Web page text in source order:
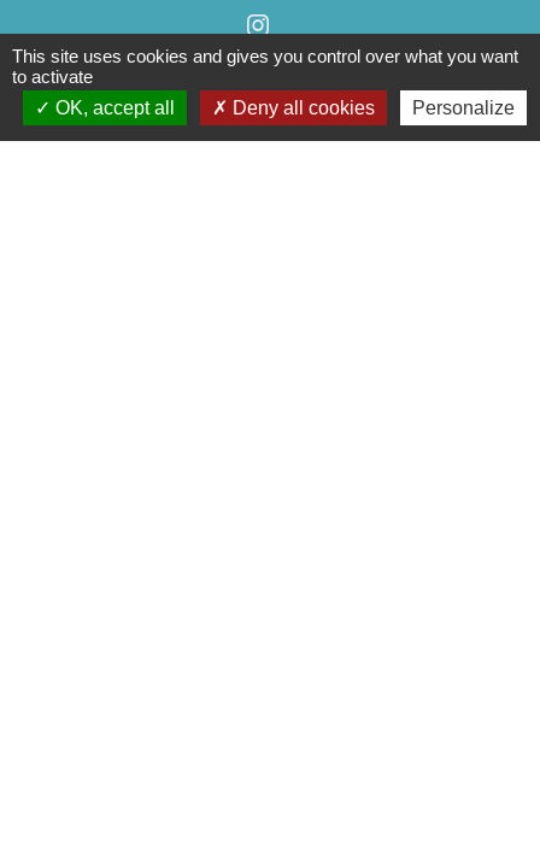
This site uses cookies and gives you control over what you want
to activate
OK, accept all
Deny all cookies Personalize